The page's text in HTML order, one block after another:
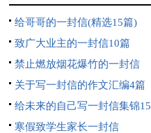
给哥哥的一封信(精选15篇)
致广大业主的一封信10篇
禁止燃放烟花爆竹的一封信
关于写一封信的作文汇编4篇
给未来的自己写一封信集锦15
篇寒假致学生家长一封信